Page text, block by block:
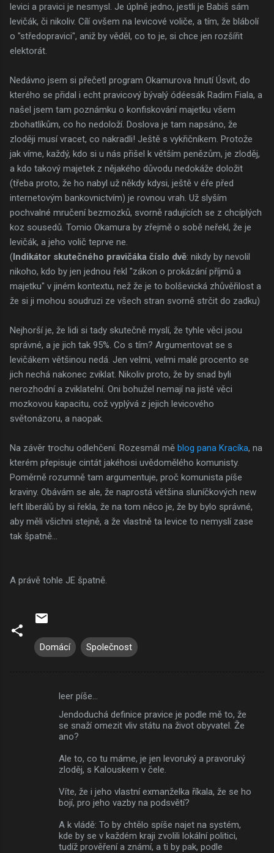
levici a pravici je nesmysl. Je úplně jedno, jestli je Babiš sám
levičák, či nikoliv. Cílí ovšem na levicové voliče, a tím, že blábolí
o "středopravici", aniž by věděl, co to je, si chce jen rozšířit
elektorát.
Nedávno jsem si přečetl program Okamurova hnutí Úsvit, do
kterého se přidal i echt pravicový bývalý ódéesák Radim Fiala, a
našel jsem tam poznámku o konfiskování majetku všem
zbohatlíkům, co ho nedoloží. Doslova je tam napsáno, že
zloději musí vracet, co nakradli! Ještě s vykřičníkem. Protože
jak víme, každý, kdo si u nás přišel k větším penězům, je zloděj,
a kdo takový majetek z nějakého důvodu nedokáže doložit
(třeba proto, že ho nabyl už někdy kdysi, ještě v éře před
internetovým bankovnictvím) je rovnou vrah. Už slyším
pochvalné mručení bezmozků, svorně radujících se z chcíplých
koz sousedů. Tomio Okamura by zřejmě o sobě neřekl, že je
levičák, a jeho volič teprve ne.
(Indikátor skutečného pravičáka číslo dvě: nikdy by nevolil
nikoho, kdo by jen jednou řekl "zákon o prokázání příjmů a
majetku" v jiném kontextu, než že je to bolševická zhůvěřilost a
že si ji mohou soudruzi ze všech stran svorně strčit do zadku)
Nejhorší je, že lidi si tady skutečně myslí, že tyhle věci jsou
správné, a je jich tak 95%. Co s tím? Argumentovat se s
levičákem většinou nedá. Jen velmi, velmi malé procento se
jich nechá nakonec zviklat. Nikoliv proto, že by snad byli
nerozhodní a zviklatelní. Oni bohužel nemají na jisté věci
mozkovou kapacitu, což vyplývá z jejich levicového
světonázoru, a naopak.
Na závěr trochu odlehčení. Rozesmál mě blog pana Kracíka, na
kterém přepisuje cintát jakéhosi uvědomělého komunisty.
Poměrně rozumně tam argumentuje, proč komunista píše
kraviny. Obávám se ale, že naprostá většina sluníčkových new
left liberálů by si řekla, že na tom něco je, že by bylo správné,
aby měli všichni stejně, a že vlastně ta levice to nemyslí zase
tak špatně...
A právě tohle JE špatně.
Domácí Společnost
leer píše…
Jendoduchá definice pravice je podle mě to, že
se snaží omezit vliv státu na život obyvatel. Že
ano?
Ale to, co tu máme, je jen levoruký a pravoruký
zloděj, s Kalouskem v čele.
Víte, že i jeho vlastní exmanželka říkala, že se ho
bojí, pro jeho vazby na podsvětí?
A k vládě: To by chtělo spíše najet na systém,
kde by se v každém kraji zvolili lokální politici,
tudíž prověření a známí, a ti by pak, podle